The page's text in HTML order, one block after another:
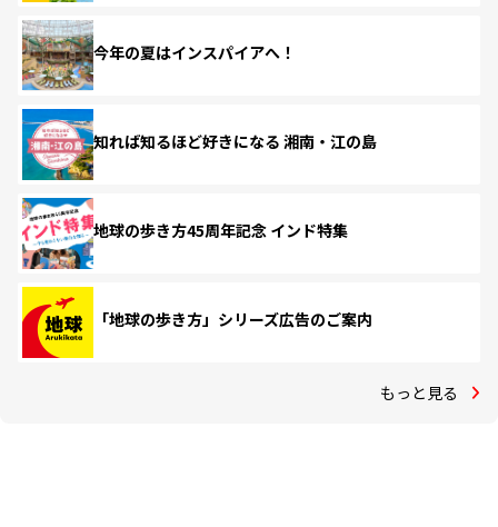
今年の夏はインスパイアへ！
知れば知るほど好きになる 湘南・江の島
地球の歩き方45周年記念 インド特集
「地球の歩き方」シリーズ広告のご案内
もっと見る